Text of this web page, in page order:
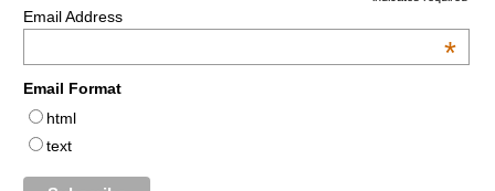
Email Address
*
Email Format
html
text